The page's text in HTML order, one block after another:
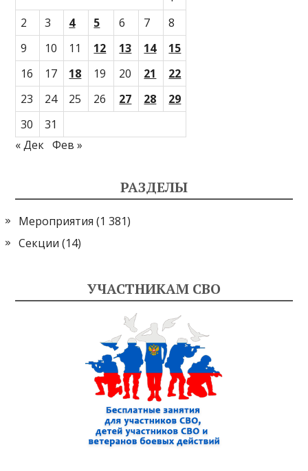
2
3 4 5 6 7
8
9
10 11 12 13 14
15
16
17 18 19 20 21
22
23
24 25 26 27 28
29
30
31
« Дек Фев »
РАЗДЕЛЫ
Мероприятия (1 381)
Секции (14)
УЧАСТНИКАМ СВО